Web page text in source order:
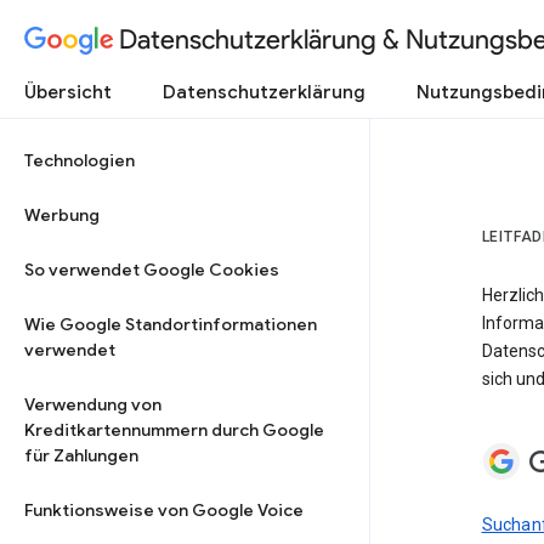
Datenschutzerklärung &
Übersicht Datenschutzerklärung
Technologien
Werbung
So verwendet Google Cookies
Wie Google Standortinformationen
verwendet
Verwendung von
Kreditkartennummern durch Google
für Zahlungen
Funktionsweise von Google Voice
sich